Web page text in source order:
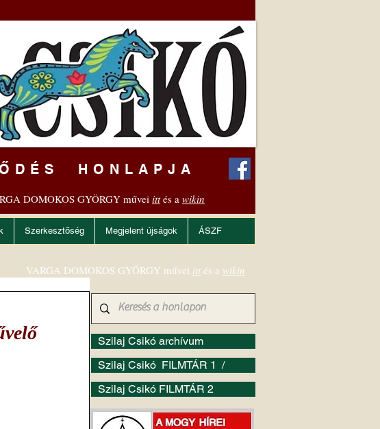
HONLAPJA
DOMOKOS GYÖRGY műveiittés a wikin
Szerkesztőség Megjelent újságok ÁSZF
Szilaj Csikó archívum
Szilaj Csikó FILMTÁR 1 /
Szilaj Csikó FILMTÁR 2
VARGA DOMOKOS GYÖRGY művei itt és a wikin